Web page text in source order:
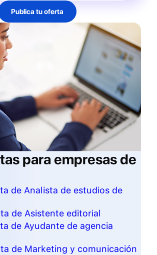
Publica tu oferta
para empresas de
de Analista de estudios de
de Asistente editorial
de Ayudante de agencia
de Marketing y comunicación